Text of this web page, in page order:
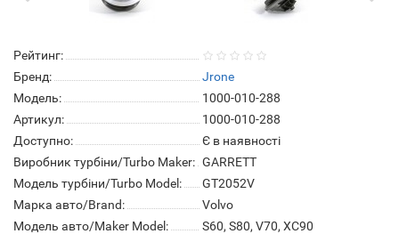
Рейтинг:
Бренд:
Jrone
Модель:
1000-010-288
Артикул:
1000-010-288
Доступно:
Є в наявності
Виробник турбіни/Turbo Maker: GARRETT
Модель турбіни/Turbo Model:
GT2052V
Марка авто/Brand:
Volvo
Модель авто/Maker Model:
S60, S80, V70, XC90